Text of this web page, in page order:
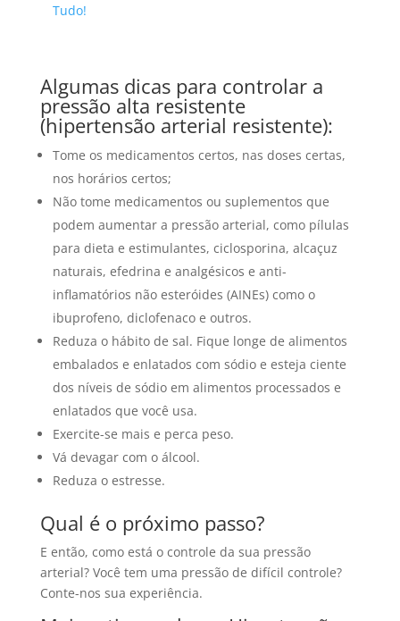
Tudo!
Algumas dicas para controlar a
pressão alta resistente
(hipertensão arterial resistente):
Tome os medicamentos certos, nas doses certas,
nos horários certos;
Não tome medicamentos ou suplementos que
podem aumentar a pressão arterial, como pílulas
para dieta e estimulantes, ciclosporina, alcaçuz
naturais, efedrina e analgésicos e anti-
inflamatórios não esteróides (AINEs) como o
ibuprofeno, diclofenaco e outros.
Reduza o hábito de sal. Fique longe de alimentos
embalados e enlatados com sódio e esteja ciente
dos níveis de sódio em alimentos processados e
enlatados que você usa.
Exercite-se mais e perca peso.
Vá devagar com o álcool.
Reduza o estresse.
Qual é o próximo passo?
E então, como está o controle da sua pressão
arterial? Você tem uma pressão de difícil controle?
Conte-nos sua experiência.